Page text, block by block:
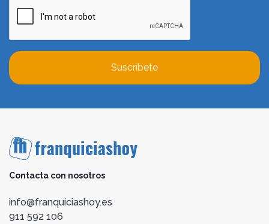
Suscríbete
Contacta con nosotros
info@franquiciashoy.es
911 592 106